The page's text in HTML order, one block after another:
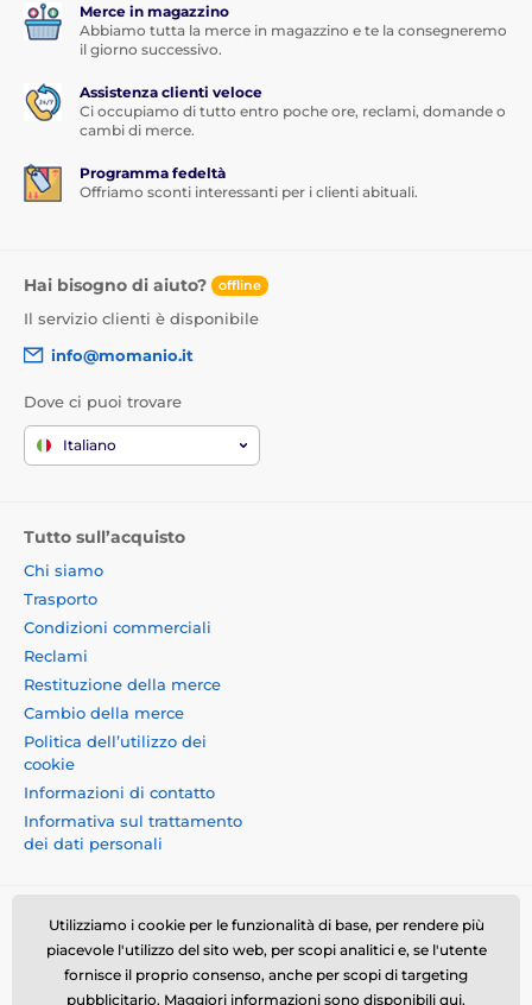
Merce in magazzino
Abbiamo tutta la merce in magazzino e te la consegneremo
il giorno successivo.
Assistenza clienti veloce
Ci occupiamo di tutto entro poche ore, reclami, domande o
cambi di merce.
Programma fedeltà
Offriamo sconti interessanti per i clienti abituali.
Hai bisogno di aiuto? offline
Il servizio clienti è disponibile
info@momanio.it
Dove ci puoi trovare
Italiano
Tutto sull’acquisto
Chi siamo
Trasporto
Condizioni commerciali
Reclami
Restituzione della merce
Cambio della merce
Politica dell’utilizzo dei
cookie
Informazioni di contatto
Informativa sul trattamento
dei dati personali
Momanio s.r.o., Okružní 361/14, 74718, Píšť, Czech
Utilizziamo i cookie per le funzionalità di base, per rendere più
piacevole l'utilizzo del sito web, per scopi analitici e, se l'utente
fornisce il proprio consenso, anche per scopi di targeting
pubblicitario. Maggiori informazioni sono disponibili qui.